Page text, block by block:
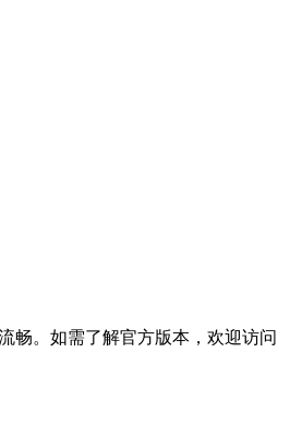
畅。如需了解官方版本，欢迎访问